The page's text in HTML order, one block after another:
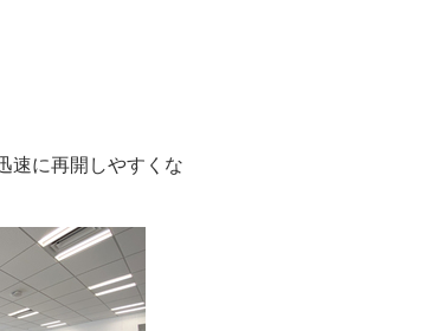
速に再開しやすくな